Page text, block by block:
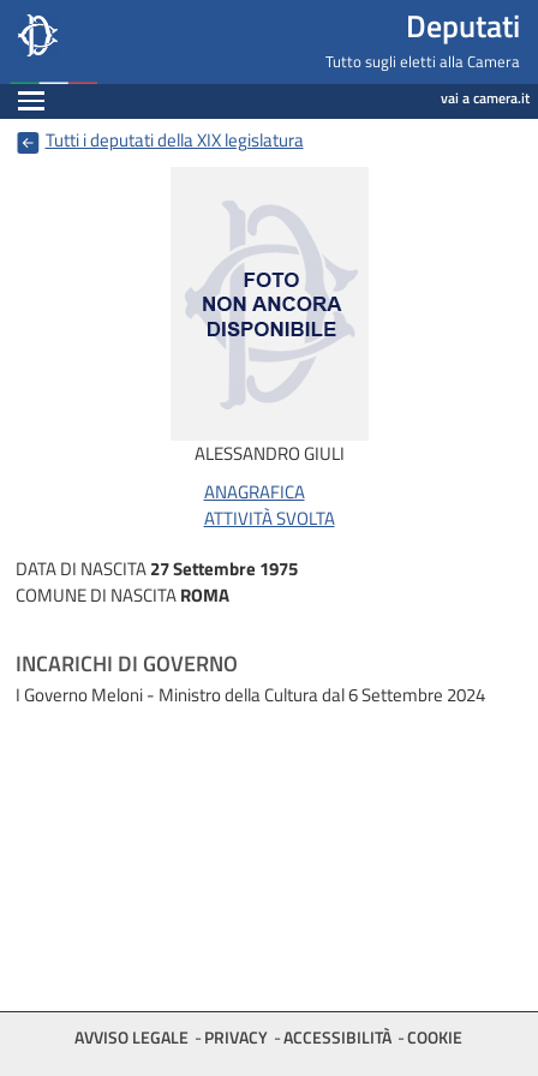
Deputati, Camera dei Deputati -
Salta al contenuto principale
Salta al menu di navigazione Deputati
Tutto sugli eletti alla Camera
Espandi vai a camera.it
Tutti i deputati della XIX legislatura
ALESSANDRO GIULI
ANAGRAFICA
ATTIVITÀ SVOLTA
DATA DI NASCITA27 Settembre 1975
COMUNE DI NASCITAROMA
INCARICHI DI GOVERNO
I Governo Meloni - Ministro della Culturadal 6 Settembre 2024
Navigazione pagine di servizio
AVVISO LEGALE PRIVACY ACCESSIBILITÀ COOKIE
Fine pagina
Salta al contenuto principale
Salta al menu di navigazione
Vai a inizio pagina